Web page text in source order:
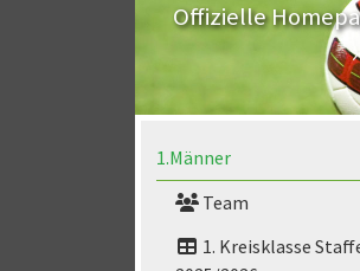
Offizielle
1.Männer
Team
1. Kreisklasse